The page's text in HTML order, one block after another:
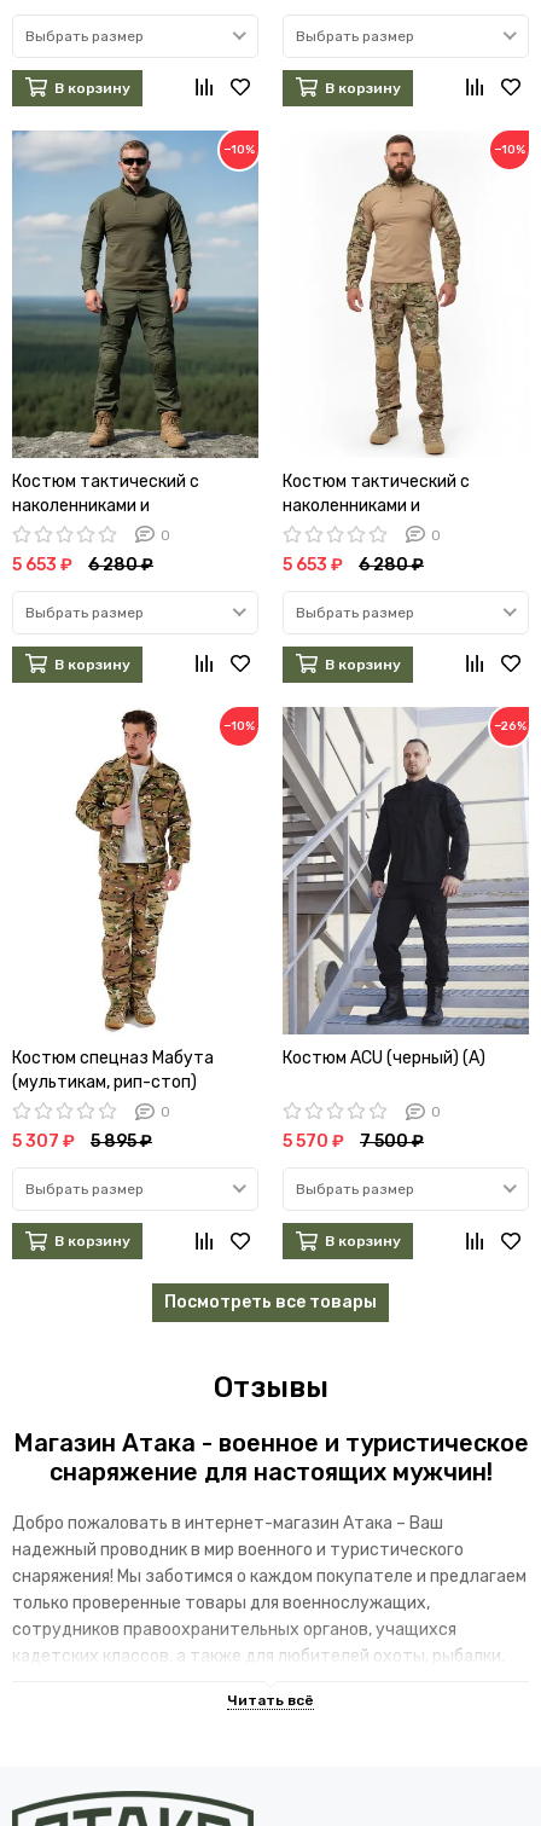
Выбрать размер
В корзину
Выбрать размер
В корзину
−10%
Костюм тактический с
наколенниками и
налокотниками (олива) (А)
0
5 653 ₽ 6 280 ₽
Выбрать размер
В корзину
−10%
Костюм тактический с
наколенниками и
налокотниками (мультикам)
(А)
0
5 653 ₽ 6 280 ₽
Выбрать размер
В корзину
−10%
Костюм спецназ Мабута
(мультикам, рип-стоп)
0
5 307 ₽ 5 895 ₽
Выбрать размер
В корзину
−26%
Костюм ACU (черный) (А)
0
5 570 ₽ 7 500 ₽
Выбрать размер
В корзину
Посмотреть все товары
Отзывы
Магазин Атака - военное и туристическое
снаряжение для настоящих мужчин!
Добро пожаловать в интернет-магазин Атака – Ваш
надежный проводник в мир военного и туристического
снаряжения! Мы заботимся о каждом покупателе и предлагаем
только проверенные товары для военнослужащих,
сотрудников правоохранительных органов, учащихся
кадетских классов, а также для любителей охоты, рыбалки,
тысячи покупателей выбирают нас, потому что мы
Широкий ассортимент: более 10000 товаров, включая
одежду, обувь, рюкзаки, спальные мешки, походное